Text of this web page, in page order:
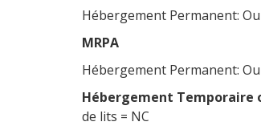
Hébergement Permanent:
MRPA
Hébergement Permanent:
Hébergement Temporaire
de lits = NC